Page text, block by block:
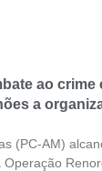
ao crime
a
(PC-AM)